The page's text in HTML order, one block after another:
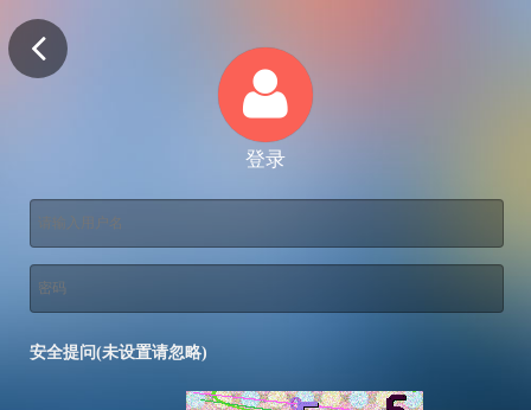
登录
安全提问(未设置请忽略)